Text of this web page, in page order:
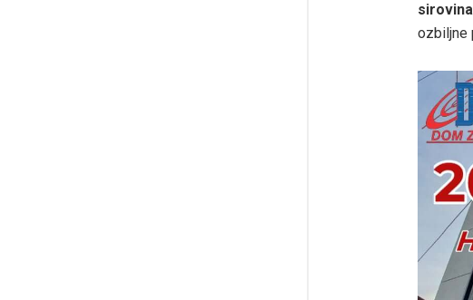
ozbiljne